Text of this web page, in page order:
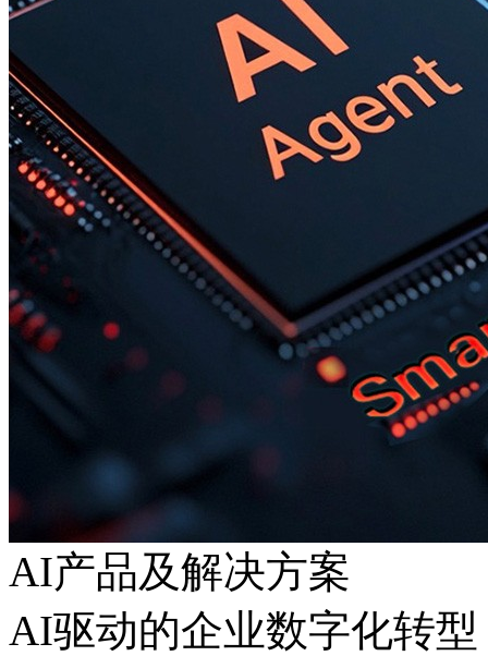
AI产品及解决方案
AI驱动的企业数字化转型